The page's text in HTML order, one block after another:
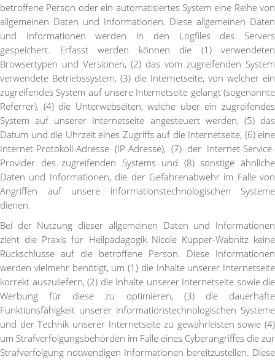
betroffene Person oder ein automatisiertes System eine Reihe von
allgemeinen Daten und Informationen. Diese allgemeinen Daten
und Informationen werden in den Logfiles des Servers
gespeichert. Erfasst werden können die (1) verwendeten
Browsertypen und Versionen, (2) das vom zugreifenden System
verwendete Betriebssystem, (3) die Internetseite, von welcher ein
zugreifendes System auf unsere Internetseite gelangt (sogenannte
Referrer), (4) die Unterwebseiten, welche über ein zugreifendes
System auf unserer Internetseite angesteuert werden, (5) das
Datum und die Uhrzeit eines Zugriffs auf die Internetseite, (6) eine
Internet-Protokoll-Adresse (IP-Adresse), (7) der Internet-Service-
Provider des zugreifenden Systems und (8) sonstige ähnliche
Daten und Informationen, die der Gefahrenabwehr im Falle von
Angriffen auf unsere informationstechnologischen Systeme
dienen.
Bei der Nutzung dieser allgemeinen Daten und Informationen
zieht die Praxis für Heilpädagogik Nicole Küpper-Wabnitz keine
Rückschlüsse auf die betroffene Person. Diese Informationen
werden vielmehr benötigt, um (1) die Inhalte unserer Internetseite
korrekt auszuliefern, (2) die Inhalte unserer Internetseite sowie die
Werbung für diese zu optimieren, (3) die dauerhafte
Funktionsfähigkeit unserer informationstechnologischen Systeme
und der Technik unserer Internetseite zu gewährleisten sowie (4)
um Strafverfolgungsbehörden im Falle eines Cyberangriffes die zur
Strafverfolgung notwendigen Informationen bereitzustellen. Diese